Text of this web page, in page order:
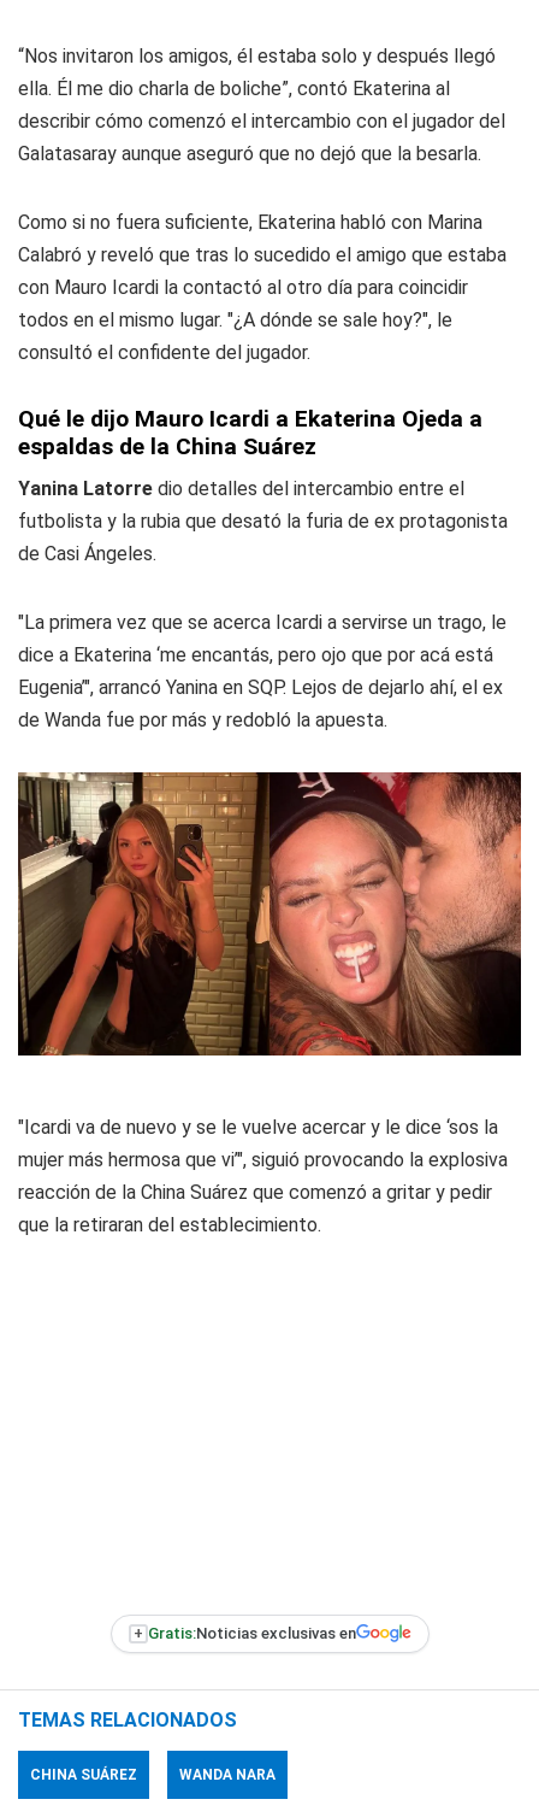
“Nos invitaron los amigos, él estaba solo y después llegó
ella. Él me dio charla de boliche”, contó Ekaterina al
describir cómo comenzó el intercambio con el jugador del
Galatasaray aunque aseguró que no dejó que la besarla.
Como si no fuera suficiente, Ekaterina habló con Marina
Calabró y reveló que tras lo sucedido el amigo que estaba
con Mauro Icardi la contactó al otro día para coincidir
todos en el mismo lugar. "¿A dónde se sale hoy?", le
consultó el confidente del jugador.
Qué le dijo Mauro Icardi a Ekaterina Ojeda a
espaldas de la China Suárez
Yanina Latorre dio detalles del intercambio entre el
futbolista y la rubia que desató la furia de ex protagonista
de Casi Ángeles.
"La primera vez que se acerca Icardi a servirse un trago, le
dice a Ekaterina ‘me encantás, pero ojo que por acá está
Eugenia’", arrancó Yanina en SQP. Lejos de dejarlo ahí, el ex
de Wanda fue por más y redobló la apuesta.
"Icardi va de nuevo y se le vuelve acercar y le dice ‘sos la
mujer más hermosa que vi’", siguió provocando la explosiva
reacción de la China Suárez que comenzó a gritar y pedir
que la retiraran del establecimiento.
+ Gratis:Noticias exclusivas en
TEMAS RELACIONADOS
CHINA SUÁREZ WANDA NARA